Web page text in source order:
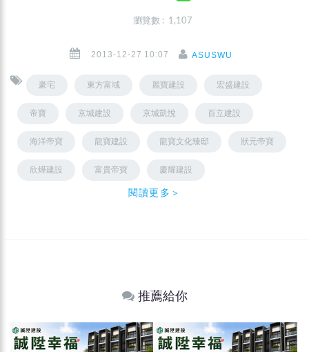
瀏覽數 : 1,107
2013-12-27 10:07 ASUSWU
豪宅 東方富域 麗寶建設 宏盛建設
帝寶 京城建設 京城凱悅 百立建設
海洋帝寶 龍寶建設 龍寶文化臻邸 狀元帝寶
欣燁建設 富貴帝寶 慶耀建設
閱讀更多＞
推薦給你